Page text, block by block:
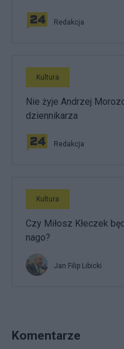
Redakcja
Kultura
Nie żyje Andrzej
dziennikarza
Redakcja
Kultura
Czy Miłosz Kłeczek
nago?
Jan Filip Libicki
Komentarze